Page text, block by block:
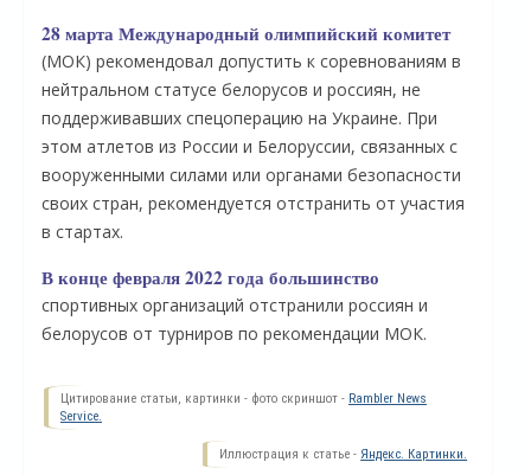
28 марта Международный олимпийский комитет
(МОК) рекомендовал допустить к соревнованиям в
нейтральном статусе белорусов и россиян, не
поддерживавших спецоперацию на Украине. При
этом атлетов из России и Белоруссии, связанных с
вооруженными силами или органами безопасности
своих стран, рекомендуется отстранить от участия
в стартах.
В конце февраля 2022 года большинство
спортивных организаций отстранили россиян и
белорусов от турниров по рекомендации МОК.
Цитирование статьи, картинки - фото скриншот - Rambler News
Service.
Иллюстрация к статье - Яндекс. Картинки.